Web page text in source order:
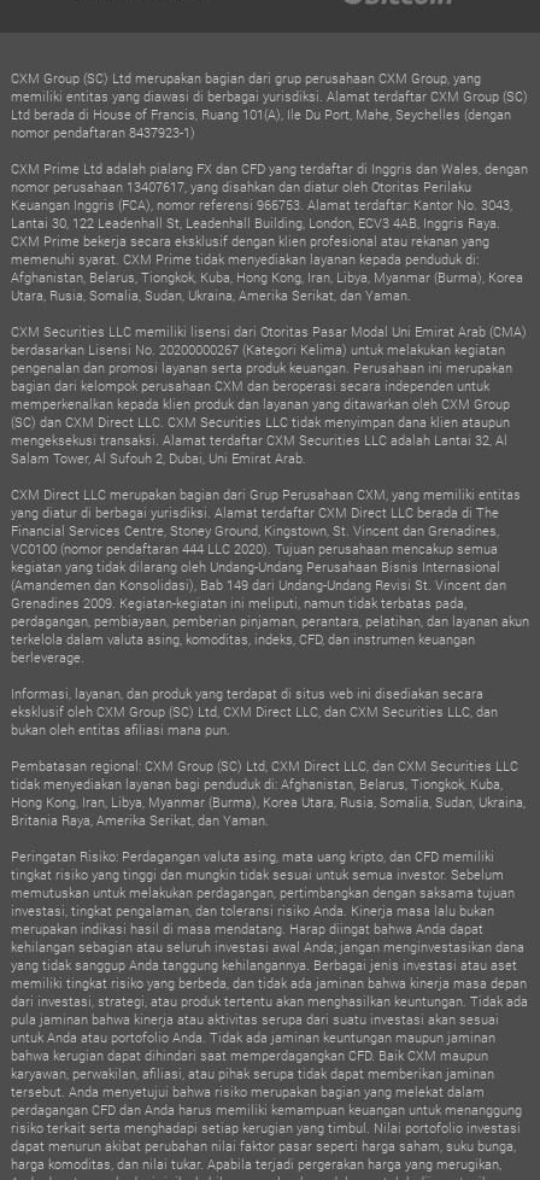
CXM Group (SC) Ltd merupakan bagian dari grup perusahaan CXM Group, yang
memiliki entitas yang diawasi di berbagai yurisdiksi. Alamat terdaftar CXM Group (SC)
Ltd berada di House of Francis, Ruang 101(A), Ile Du Port, Mahe, Seychelles (dengan
nomor pendaftaran 8437923-1)
CXM Prime Ltd adalah pialang FX dan CFD yang terdaftar di Inggris dan Wales, dengan
nomor perusahaan 13407617, yang disahkan dan diatur oleh Otoritas Perilaku
Keuangan Inggris (FCA), nomor referensi 966753. Alamat terdaftar: Kantor No. 3043,
Lantai 30, 122 Leadenhall St, Leadenhall Building, London, ECV3 4AB, Inggris Raya.
CXM Prime bekerja secara eksklusif dengan klien profesional atau rekanan yang
memenuhi syarat. CXM Prime tidak menyediakan layanan kepada penduduk di:
Afghanistan, Belarus, Tiongkok, Kuba, Hong Kong, Iran, Libya, Myanmar (Burma), Korea
Utara, Rusia, Somalia, Sudan, Ukraina, Amerika Serikat, dan Yaman.
CXM Securities LLC memiliki lisensi dari Otoritas Pasar Modal Uni Emirat Arab (CMA)
berdasarkan Lisensi No. 20200000267 (Kategori Kelima) untuk melakukan kegiatan
pengenalan dan promosi layanan serta produk keuangan. Perusahaan ini merupakan
bagian dari kelompok perusahaan CXM dan beroperasi secara independen untuk
memperkenalkan kepada klien produk dan layanan yang ditawarkan oleh CXM Group
(SC) dan CXM Direct LLC. CXM Securities LLC tidak menyimpan dana klien ataupun
mengeksekusi transaksi. Alamat terdaftar CXM Securities LLC adalah Lantai 32, Al
Salam Tower, Al Sufouh 2, Dubai, Uni Emirat Arab.
CXM Direct LLC merupakan bagian dari Grup Perusahaan CXM, yang memiliki entitas
yang diatur di berbagai yurisdiksi. Alamat terdaftar CXM Direct LLC berada di The
Financial Services Centre, Stoney Ground, Kingstown, St. Vincent dan Grenadines,
VC0100 (nomor pendaftaran 444 LLC 2020). Tujuan perusahaan mencakup semua
kegiatan yang tidak dilarang oleh Undang-Undang Perusahaan Bisnis Internasional
(Amandemen dan Konsolidasi), Bab 149 dari Undang-Undang Revisi St. Vincent dan
Grenadines 2009. Kegiatan-kegiatan ini meliputi, namun tidak terbatas pada,
perdagangan, pembiayaan, pemberian pinjaman, perantara, pelatihan, dan layanan akun
terkelola dalam valuta asing, komoditas, indeks, CFD, dan instrumen keuangan
berleverage.
Informasi, layanan, dan produk yang terdapat di situs web ini disediakan secara
eksklusif oleh CXM Group (SC) Ltd, CXM Direct LLC, dan CXM Securities LLC, dan
bukan oleh entitas afiliasi mana pun.
Pembatasan regional: CXM Group (SC) Ltd, CXM Direct LLC, dan CXM Securities LLC
tidak menyediakan layanan bagi penduduk di: Afghanistan, Belarus, Tiongkok, Kuba,
Hong Kong, Iran, Libya, Myanmar (Burma), Korea Utara, Rusia, Somalia, Sudan, Ukraina,
Britania Raya, Amerika Serikat, dan Yaman.
Peringatan Risiko: Perdagangan valuta asing, mata uang kripto, dan CFD memiliki
tingkat risiko yang tinggi dan mungkin tidak sesuai untuk semua investor. Sebelum
memutuskan untuk melakukan perdagangan, pertimbangkan dengan saksama tujuan
investasi, tingkat pengalaman, dan toleransi risiko Anda. Kinerja masa lalu bukan
merupakan indikasi hasil di masa mendatang. Harap diingat bahwa Anda dapat
kehilangan sebagian atau seluruh investasi awal Anda; jangan menginvestasikan dana
yang tidak sanggup Anda tanggung kehilangannya. Berbagai jenis investasi atau aset
memiliki tingkat risiko yang berbeda, dan tidak ada jaminan bahwa kinerja masa depan
dari investasi, strategi, atau produk tertentu akan menghasilkan keuntungan. Tidak ada
pula jaminan bahwa kinerja atau aktivitas serupa dari suatu investasi akan sesuai
untuk Anda atau portofolio Anda. Tidak ada jaminan keuntungan maupun jaminan
bahwa kerugian dapat dihindari saat memperdagangkan CFD. Baik CXM maupun
karyawan, perwakilan, afiliasi, atau pihak serupa tidak dapat memberikan jaminan
tersebut. Anda menyetujui bahwa risiko merupakan bagian yang melekat dalam
perdagangan CFD dan Anda harus memiliki kemampuan keuangan untuk menanggung
risiko terkait serta menghadapi setiap kerugian yang timbul. Nilai portofolio investasi
dapat menurun akibat perubahan nilai faktor pasar seperti harga saham, suku bunga,
harga komoditas, dan nilai tukar. Apabila terjadi pergerakan harga yang merugikan,